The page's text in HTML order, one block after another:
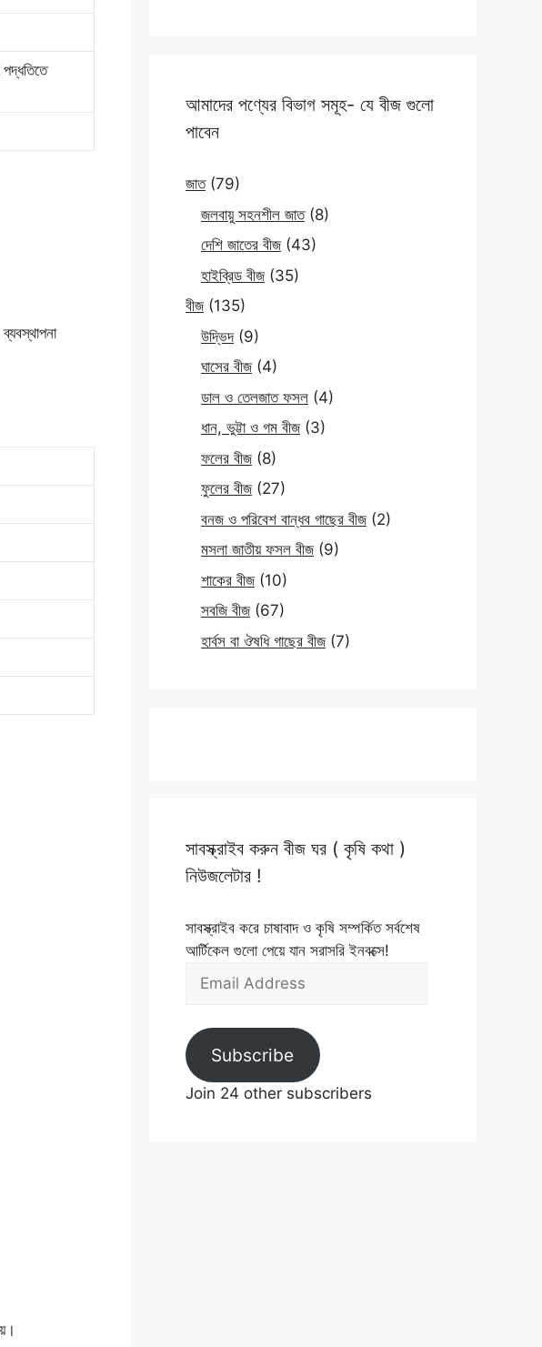
আমাদের পণ্যের বিভাগ সমূহ- যে বীজ গুলো
পাবেন
জাত (79)
জলবায়ু সহনশীল জাত (8)
দেশি জাতের বীজ (43)
হাইব্রিড বীজ (35)
বীজ (135)
উদ্ভিদ (9)
ঘাসের বীজ (4)
ডাল ও তেলজাত ফসল (4)
ধান, ভুট্টা ও গম বীজ (3)
ফলের বীজ (8)
ফুলের বীজ (27)
বনজ ও পরিবেশ বান্ধব গাছের বীজ (2)
মসলা জাতীয় ফসল বীজ (9)
শাকের বীজ (10)
সবজি বীজ (67)
হার্বস বা ঔষধি গাছের বীজ (7)
সাবস্ক্রাইব করুন বীজ ঘর ( কৃষি কথা )
নিউজলেটার !
সাবস্ক্রাইব করে চাষাবাদ ও কৃষি সম্পর্কিত সর্বশেষ
আর্টিকেল গুলো পেয়ে যান সরাসরি ইনবক্সে!
Address
Subscribe
Join 24 other subscribers